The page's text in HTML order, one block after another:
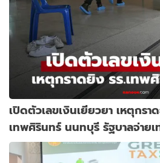
เปิดตัวเลขเงินเยียวยา เหตุกรา
เทพศิรินทร์ นนทบุรี รัฐบาลจ่ายเ